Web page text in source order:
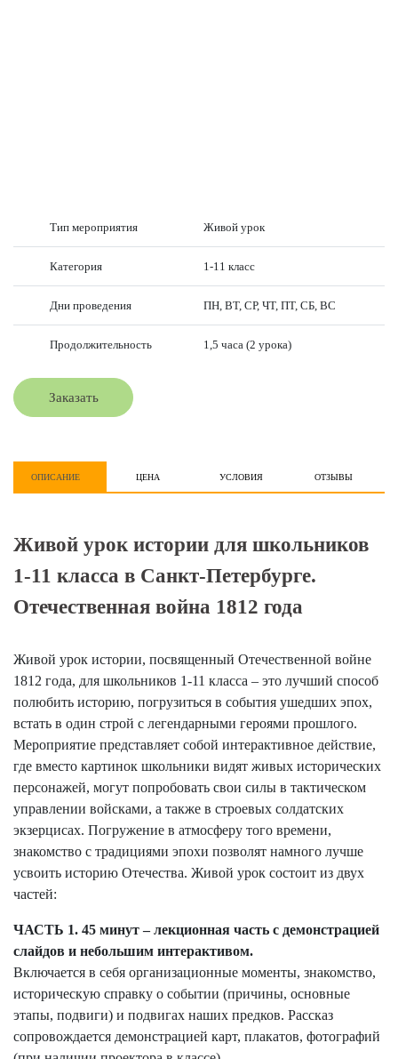
Тип мероприятия Живой урок
Категория 1-11 класс
Дни проведения ПН, ВТ, СР, ЧТ, ПТ, СБ, ВС
Продолжительность 1,5 часа (2 урока)
Заказать
ОПИСАНИЕ ЦЕНА УСЛОВИЯ ОТЗЫВЫ
Живой урок истории для школьников
1-11 класса в Санкт-Петербурге.
Отечественная война 1812 года
Живой урок истории, посвященный Отечественной войне
1812 года, для школьников 1-11 класса – это лучший способ
полюбить историю, погрузиться в события ушедших эпох,
встать в один строй с легендарными героями прошлого.
Мероприятие представляет собой интерактивное действие,
где вместо картинок школьники видят живых исторических
персонажей, могут попробовать свои силы в тактическом
управлении войсками, а также в строевых солдатских
экзерцисах. Погружение в атмосферу того времени,
знакомство с традициями эпохи позволят намного лучше
усвоить историю Отечества. Живой урок состоит из двух
частей:
ЧАСТЬ 1. 45 минут – лекционная часть с демонстрацией
слайдов и небольшим интерактивом.
Включается в себя организационные моменты, знакомство,
историческую справку о событии (причины, основные
этапы, подвиги) и подвигах наших предков. Рассказ
сопровождается демонстрацией карт, плакатов, фотографий